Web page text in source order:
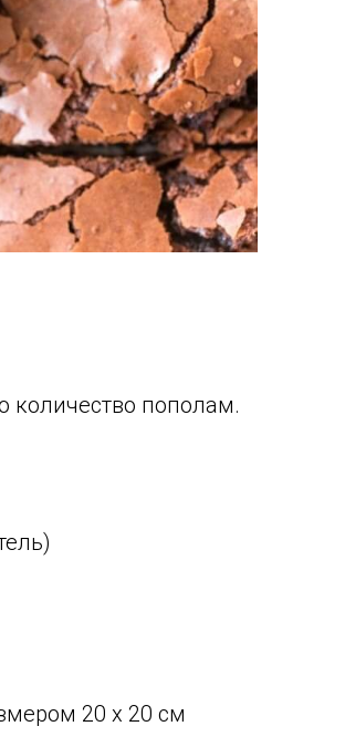
количество пополам.
20 x 20 см